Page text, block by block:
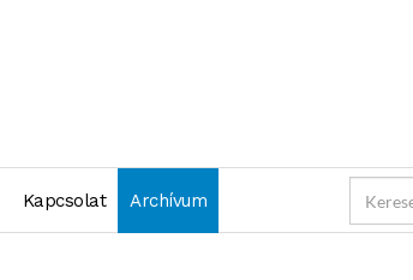
Kapcsolat Archívum